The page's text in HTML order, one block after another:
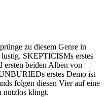
zu diesem Genre in
SKEPTICISMs erstes
beiden Alben von
erstes Demo ist
folgen diesen Vier auf eine
nutzlos klingt.